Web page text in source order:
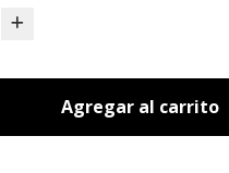
Agregar al carrito